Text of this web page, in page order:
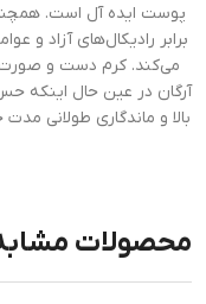
پوست ایده آل است.
برابر رادیکال‌های آزاد و
می‌کند. کرم دست و صورت
آرگان در عین حال اینکه
بالا و ماندگاری طولانی
محصولات